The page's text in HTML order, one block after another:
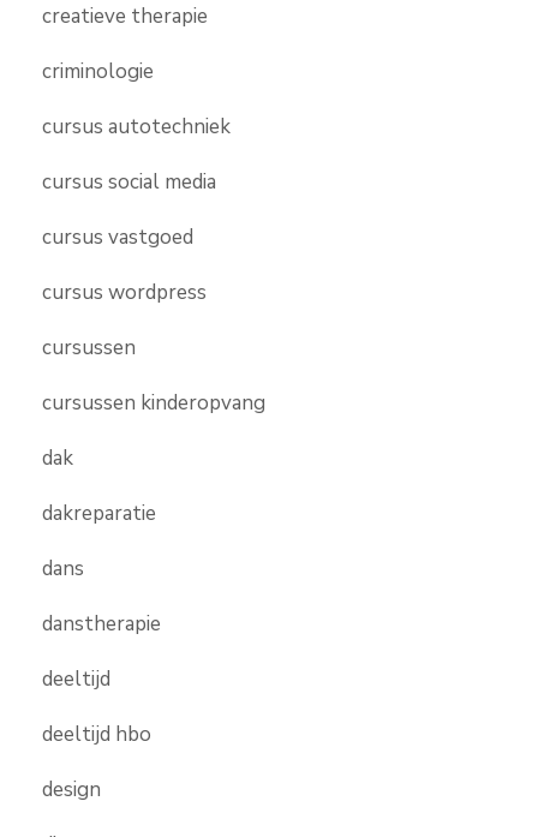
creatieve therapie
criminologie
cursus autotechniek
cursus social media
cursus vastgoed
cursus wordpress
cursussen
cursussen kinderopvang
dak
dakreparatie
dans
danstherapie
deeltijd
deeltijd hbo
design